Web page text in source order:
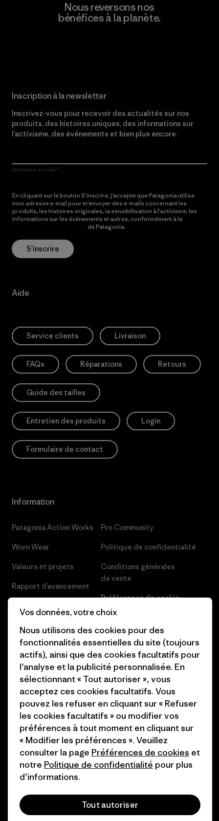
Nous reversons nos
bénéfices à la planète.
Inscription à la newsletter
Inscrivez-vous pour recevoir des actualités sur nos
produits, des histoires uniques, des informations sur
l’activisme, des événements et bien plus encore.
Adresse e-mail
En cliquant sur le bouton S’inscrire, j’accepte que Patagonia utilise
mon adresse e-mail pour m’envoyer des e-mails concernant les
produits, les histoires originales, la sensibilisation à l’activisme, les
informations sur les événements et autres, conformément à la
de Patagonia.
S’inscrire
Aide
Service clients Livraison
FAQs Réparations Retours
Guide des tailles
Entretien des produits Login
Formulaire de contact
Information
Patagonia Action Works
Worn Wear
Valeurs et projets
Rapport d’avancement
Objectifs climatiques
1% For The Planet
Comment nous
finançons
Cartes cadeaux
Nos magasins
Pro Community
Politique de confidentialité
Conditions générales
de vente
Préférences de cookie
Carrières
Presse et media
Industry program
Programme d’affiliation
Patagonia Belgique Plan du
site
© 2026 Patagonia, Inc. All Rights Reserved.
Vos données, votre choix
Nous utilisons des cookies pour des
fonctionnalités essentielles du site (toujours
actifs), ainsi que des cookies facultatifs pour
l’analyse et la publicité personnalisée. En
sélectionnant « Tout autoriser », vous
acceptez ces cookies facultatifs. Vous
pouvez les refuser en cliquant sur « Refuser
les cookies facultatifs » ou modifier vos
préférences à tout moment en cliquant sur
« Modifier les préférences ». Veuillez
consulter la page Préférences de cookies et
notre Politique de confidentialité pour plus
d’informations.
Tout autoriser